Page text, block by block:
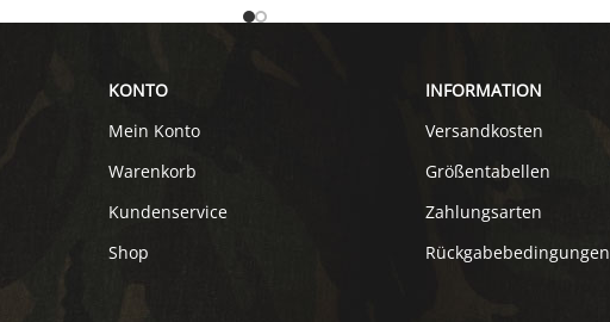
KONTO
Mein Konto
Warenkorb
Kundenservice
Shop
INFORMATION
Versandkosten
Größentabellen
Zahlungsarten
Rückgabebedingungen